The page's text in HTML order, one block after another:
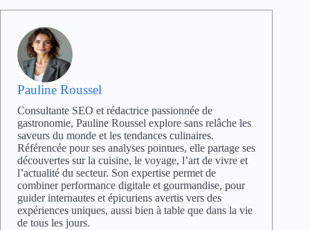
Pauline Roussel
Consultante SEO et rédactrice passionnée de
gastronomie, Pauline Roussel explore sans relâche les
saveurs du monde et les tendances culinaires.
Référencée pour ses analyses pointues, elle partage ses
découvertes sur la cuisine, le voyage, l’art de vivre et
l’actualité du secteur. Son expertise permet de
combiner performance digitale et gourmandise, pour
guider internautes et épicuriens avertis vers des
expériences uniques, aussi bien à table que dans la vie
de tous les jours.